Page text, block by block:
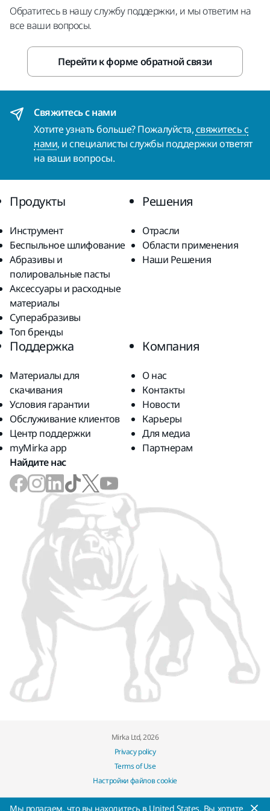
Обратитесь в нашу службу поддержки, и мы ответим на
все ваши вопросы.
Перейти к форме обратной связи
Свяжитесь с нами
Хотите узнать больше? Пожалуйста,свяжитесь с
нами, и специалисты службы поддержки ответят
на ваши вопросы.
Продукты
Инструмент
Беспыльное шлифование
Абразивы и
полировальные пасты
Аксессуары и расходные
материалы
Суперабразивы
Топ бренды
Решения
Отрасли
Области применения
Наши Решения
Поддержка
Материалы для
скачивания
Условия гарантии
Обслуживание клиентов
Центр поддержки
myMirka app
Компания
О нас
Контакты
Новости
Карьеры
Для медиа
Партнерам
Найдите нас
Mirka Ltd, 2026
Privacy policy
Terms of Use
Настройки файлов cookie
Мы полагаем, что вы находитесь в United States. Вы хотите